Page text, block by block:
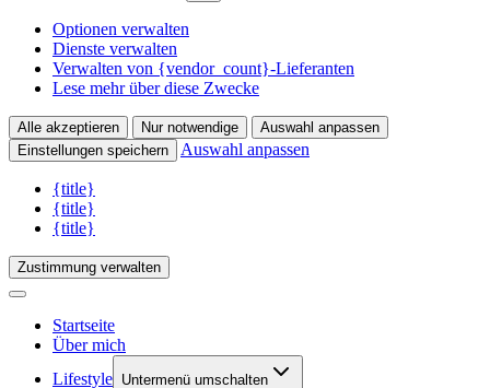
Optionen verwalten
Dienste verwalten
Verwalten von {vendor_count}-Lieferanten
Lese mehr über diese Zwecke
Alle akzeptieren Nur notwendige
Auswahl anpassen
Einstellungen speichern
Auswahl anpassen
{title}
{title}
{title}
Zustimmung verwalten
Startseite
Über mich
Lifestyle Untermenü umschalten